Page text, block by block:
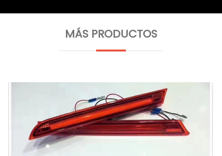
MÁS PRODUCTOS